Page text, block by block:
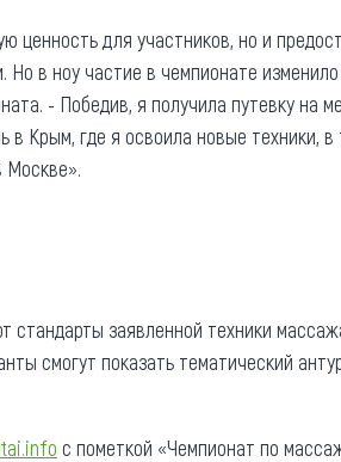
ценность для участников, но и
в ноу частие в чемпионате
- Победив, я получила путевку на
Крым, где я освоила новые техники, в
Москве».
заявленной техники
смогут показать тематический
с пометкой «Чемпионат по